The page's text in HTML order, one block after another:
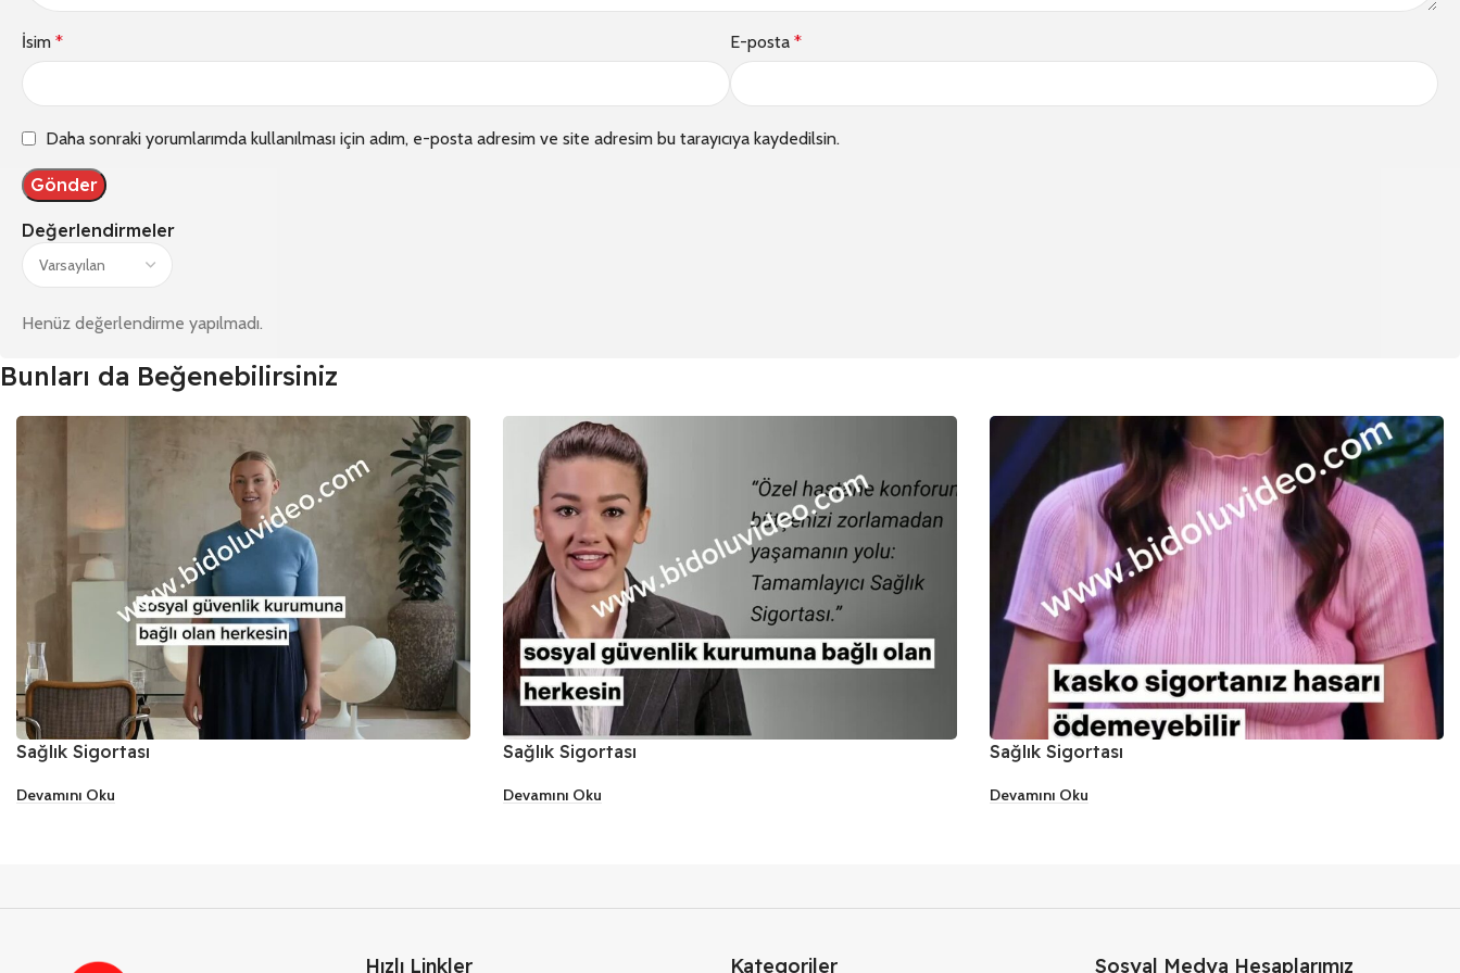
Değerlendirmeler
Henüz değerlendirme yapılmadı.
İsim * E-posta *
Daha sonraki yorumlarımda kullanılması için adım, e-posta adresim ve site adresim bu tarayıcıya kaydedilsin.
Bunları da Beğenebilirsiniz
Sağlık Sigortası
Devamını Oku
Sağlık Sigortası
Devamını Oku
Sağlık Sigortası
Devamını Oku
Hızlı Linkler Kategoriler Sosyal Medya Hesaplarımız